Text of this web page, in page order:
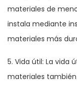
materiales de
instala mediante
materiales más
5. Vida útil: La vida
materiales